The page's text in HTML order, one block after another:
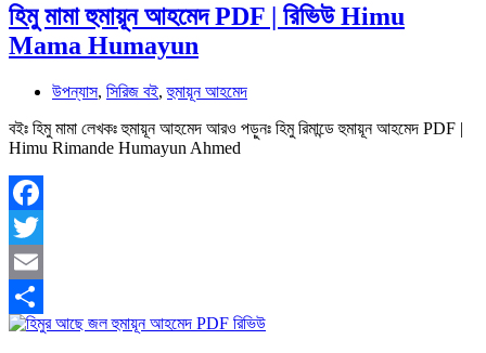
হিমু মামা হুমায়ূন আহমেদ PDF | রিভিউ Himu
Mama Humayun
উপন্যাস, সিরিজ বই,হুমায়ূন আহমেদ
বইঃ হিমু মামা লেখকঃ হুমায়ূন আহমেদ আরও পড়ুনঃ হিমু রিমান্ডে হুমায়ূন আহমেদ PDF |
Himu Rimande Humayun Ahmed
Facebook
Twitter
Email
Share